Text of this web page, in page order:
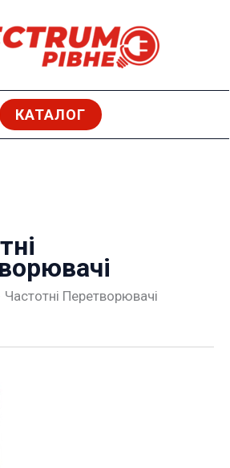
КАТАЛОГ
Частотні Перетворювачі